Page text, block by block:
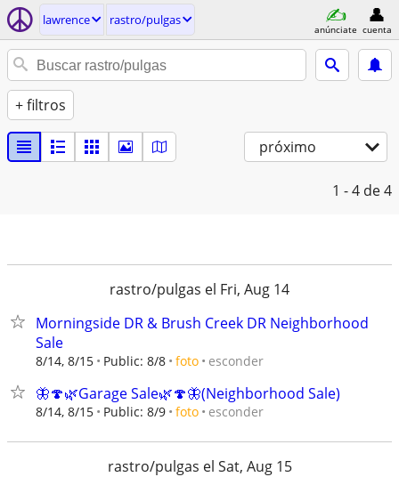
lawrence rastro/pulgas
anúnciate cuenta
+ filtros
próximo
1 - 4 de 4
rastro/pulgas el Fri, Aug 14
Morningside DR & Brush Creek DR Neighborhood
Sale
8/14, 8/15 Public: 8/8 foto esconder
🦋🍄🌿Garage Sale🌿🍄🦋(Neighborhood Sale)
8/14, 8/15 Public: 8/9 foto esconder
rastro/pulgas el Sat, Aug 15